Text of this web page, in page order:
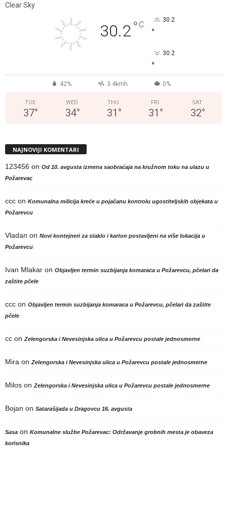
Clear Sky
30.2°C 30.2
°
30.2
°
42% 3.4kmh 0%
TUE
37°
WED
34°
THU
31 °
FRI
31 °
SAT
32°
NAJNOVIJI KOMENTARI
123456 on Od 10. avgusta izmena saobraćaja na kružnom toku na ulazu u
Požarevac
ccc on Komunalna milicija kreće u pojačanu kontrolu ugostiteljskih objekata u
Požarevcu
Vladan on Novi kontejneri za staklo i karton postavljeni na više lokacija u
Požarevcu
Ivan Mlakar on Objavljen termin suzbijanja komaraca u Požarevcu, pčelari da
zaštite pčele
ccc on Objavljen termin suzbijanja komaraca u Požarevcu, pčelari da zaštite
pčele
cc on Zelengorska i Nevesinjska ulica u Požarevcu postale jednosmerne
Mira on Zelengorska i Nevesinjska ulica u Požarevcu postale jednosmerne
Milos on Zelengorska i Nevesinjska ulica u Požarevcu postale jednosmerne
Bojan on Satarašijada u Dragovcu 16. avgusta
Sasa on Komunalne službe Požarevac: Održavanje grobnih mesta je obaveza
korisnika